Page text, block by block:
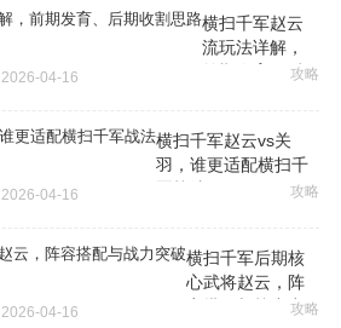
横扫千军赵云
流玩法详解，
前期发育、后
2026-04-16 攻略
横扫千军赵云vs关
羽，谁更适配横扫千
2026-04-16 攻略
横扫千军后期核
心武将赵云，阵
容搭配与战力突
2026-04-16 攻略